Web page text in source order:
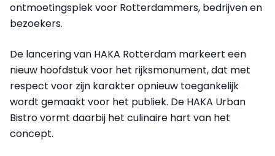
ontmoetingsplek voor Rotterdammers, bedrijven en
bezoekers.
De lancering van HAKA Rotterdam markeert een
nieuw hoofdstuk voor het rijksmonument, dat met
respect voor zijn karakter opnieuw toegankelijk
wordt gemaakt voor het publiek. De HAKA Urban
Bistro vormt daarbij het culinaire hart van het
concept.